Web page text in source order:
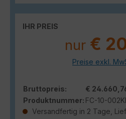
IHR PREIS
nur €
Preise exkl.
Bruttopreis:
€
Produktnummer: FC-10-
Versandfertig in 2 Tage,